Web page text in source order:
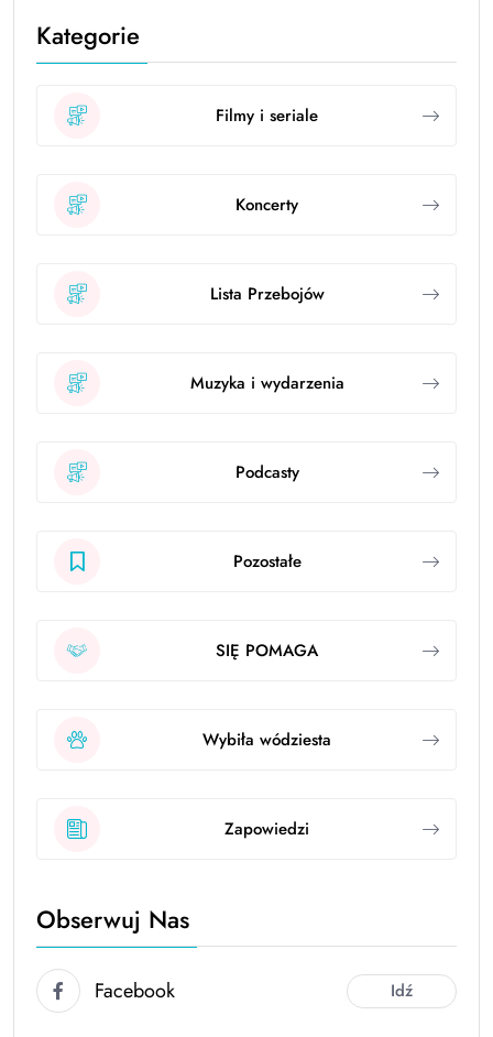
Kategorie
Filmy i seriale
Koncerty
Lista Przebojów
Muzyka i wydarzenia
Podcasty
Pozostałe
SIĘ POMAGA
Wybiła wódziesta
Zapowiedzi
Obserwuj Nas
Facebook Idź